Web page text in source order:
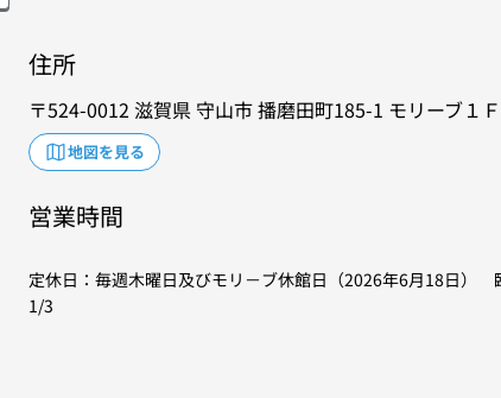
住所
524-0012 滋賀県 守山市播磨田町185-1 モリーブ１Ｆ
地図を見る
営業時間
定休日：毎週木曜日及びモリ－ブ休館日（2026年6月18日）
1/3